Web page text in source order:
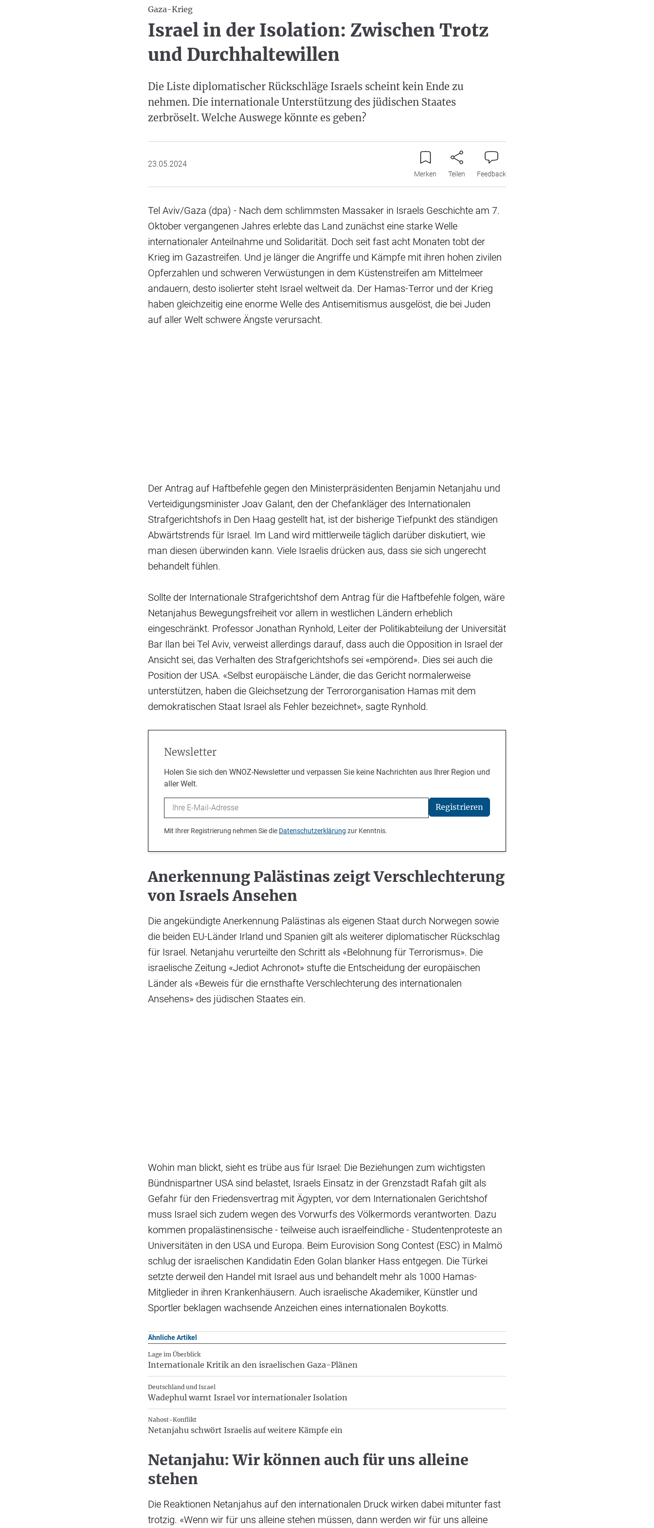
Gaza-Krieg
Israel in der Isolation: Zwischen Trotz
und Durchhaltewillen
Die Liste diplomatischer Rückschläge Israels scheint kein Ende zu
nehmen. Die internationale Unterstützung des jüdischen Staates
zerbröselt. Welche Auswege könnte es geben?
23.05.2024
Merken Teilen Feedback
Tel Aviv/Gaza (dpa) - Nach dem schlimmsten Massaker in Israels Geschichte am 7.
Oktober vergangenen Jahres erlebte das Land zunächst eine starke Welle
internationaler Anteilnahme und Solidarität. Doch seit fast acht Monaten tobt der
Krieg im Gazastreifen. Und je länger die Angriffe und Kämpfe mit ihren hohen zivilen
Opferzahlen und schweren Verwüstungen in dem Küstenstreifen am Mittelmeer
andauern, desto isolierter steht Israel weltweit da. Der Hamas-Terror und der Krieg
haben gleichzeitig eine enorme Welle des Antisemitismus ausgelöst, die bei Juden
auf aller Welt schwere Ängste verursacht.
Der Antrag auf Haftbefehle gegen den Ministerpräsidenten Benjamin Netanjahu und
Verteidigungsminister Joav Galant, den der Chefankläger des Internationalen
Strafgerichtshofs in Den Haag gestellt hat, ist der bisherige Tiefpunkt des ständigen
Abwärtstrends für Israel. Im Land wird mittlerweile täglich darüber diskutiert, wie
man diesen überwinden kann. Viele Israelis drücken aus, dass sie sich ungerecht
behandelt fühlen.
Sollte der Internationale Strafgerichtshof dem Antrag für die Haftbefehle folgen, wäre
Netanjahus Bewegungsfreiheit vor allem in westlichen Ländern erheblich
eingeschränkt. Professor Jonathan Rynhold, Leiter der Politikabteilung der Universität
Bar Ilan bei Tel Aviv, verweist allerdings darauf, dass auch die Opposition in Israel der
Ansicht sei, das Verhalten des Strafgerichtshofs sei «empörend». Dies sei auch die
Position der USA. «Selbst europäische Länder, die das Gericht normalerweise
unterstützen, haben die Gleichsetzung der Terrororganisation Hamas mit dem
demokratischen Staat Israel als Fehler bezeichnet», sagte Rynhold.
Newsletter
Holen Sie sich den WNOZ-Newsletter und verpassen Sie keine Nachrichten aus Ihrer Region und
aller Welt.
Email Registrieren
Mit Ihrer Registrierung nehmen Sie die Datenschutzerklärung zur Kenntnis.
Anerkennung Palästinas zeigt Verschlechterung
von Israels Ansehen
Die angekündigte Anerkennung Palästinas als eigenen Staat durch Norwegen sowie
die beiden EU-Länder Irland und Spanien gilt als weiterer diplomatischer Rückschlag
für Israel. Netanjahu verurteilte den Schritt als «Belohnung für Terrorismus». Die
israelische Zeitung «Jediot Achronot» stufte die Entscheidung der europäischen
Länder als «Beweis für die ernsthafte Verschlechterung des internationalen
Ansehens» des jüdischen Staates ein.
Wohin man blickt, sieht es trübe aus für Israel: Die Beziehungen zum wichtigsten
Bündnispartner USA sind belastet, Israels Einsatz in der Grenzstadt Rafah gilt als
Gefahr für den Friedensvertrag mit Ägypten, vor dem Internationalen Gerichtshof
muss Israel sich zudem wegen des Vorwurfs des Völkermords verantworten. Dazu
kommen propalästinensische - teilweise auch israelfeindliche - Studentenproteste an
Universitäten in den USA und Europa. Beim Eurovision Song Contest (ESC) in Malmö
schlug der israelischen Kandidatin Eden Golan blanker Hass entgegen. Die Türkei
setzte derweil den Handel mit Israel aus und behandelt mehr als 1000 Hamas-
Mitglieder in ihren Krankenhäusern. Auch israelische Akademiker, Künstler und
Sportler beklagen wachsende Anzeichen eines internationalen Boykotts.
Ähnliche Artikel
Lage im Überblick
Internationale Kritik an den israelischen Gaza-Plänen
Deutschland und Israel
Wadephul warnt Israel vor internationaler Isolation
Nahost-Konflikt
Netanjahu schwört Israelis auf weitere Kämpfe ein
Netanjahu: Wir können auch für uns alleine
stehen
Die Reaktionen Netanjahus auf den internationalen Druck wirken dabei mitunter fast
trotzig. «Wenn wir für uns alleine stehen müssen, dann werden wir für uns alleine